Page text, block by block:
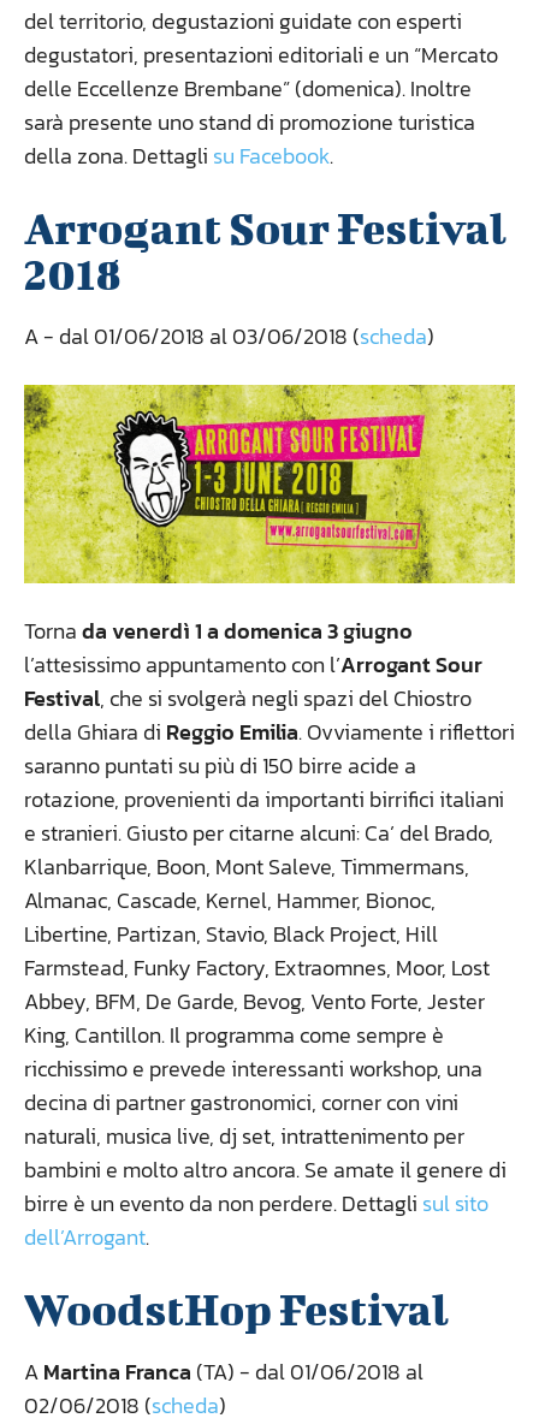
del territorio, degustazioni guidate con esperti
degustatori, presentazioni editoriali e un “Mercato
delle Eccellenze Brembane” (domenica). Inoltre
sarà presente uno stand di promozione turistica
della zona. Dettagli su Facebook.
Arrogant Sour Festival
2018
A- dal 01/06/2018 al 03/06/2018 (scheda)
Tornada venerdì 1 a domenica 3 giugno
l’attesissimo appuntamento con l’Arrogant Sour
Festival, che si svolgerà negli spazi del Chiostro
della Ghiara di Reggio Emilia. Ovviamente i riflettori
saranno puntati su più di 150 birre acide a
rotazione, provenienti da importanti birrifici italiani
e stranieri. Giusto per citarne alcuni: Ca’ del Brado,
Klanbarrique, Boon, Mont Saleve, Timmermans,
Almanac, Cascade, Kernel, Hammer, Bionoc,
Libertine, Partizan, Stavio, Black Project, Hill
Farmstead, Funky Factory, Extraomnes, Moor, Lost
Abbey, BFM, De Garde, Bevog, Vento Forte, Jester
King, Cantillon. Il programma come sempre è
ricchissimo e prevede interessanti workshop, una
decina di partner gastronomici, corner con vini
naturali, musica live, dj set, intrattenimento per
bambini e molto altro ancora. Se amate il genere di
birre è un evento da non perdere. Dettagli sul sito
dell’Arrogant.
WoodstHop Festival
AMartina Franca (TA) - dal 01/06/2018 al
02/06/2018 (scheda)